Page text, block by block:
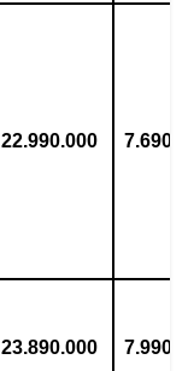
22.990.000
23.890.000